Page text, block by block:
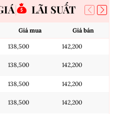
LÃI SUẤT
Giá mua Giá bán
138,500 142,200
138,500 142,200
138,500 142,200
138,500 142,200